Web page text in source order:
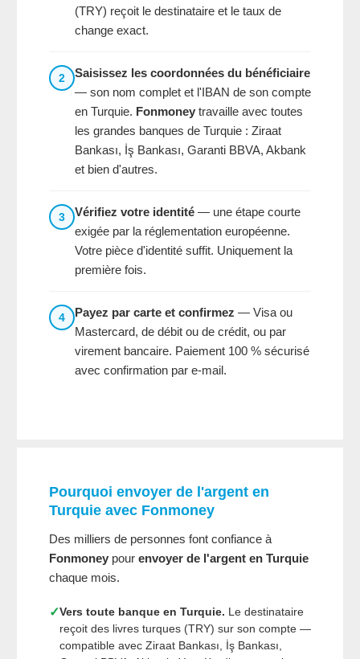
(TRY) reçoit le destinataire et le taux de
change exact.
2
Saisissez les coordonnées du bénéficiaire
— son nom complet et l'IBAN de son compte
en Turquie. Fonmoney travaille avec toutes
les grandes banques de Turquie : Ziraat
Bankası, İş Bankası, Garanti BBVA, Akbank
et bien d'autres.
3 Vérifiez votre identité — une étape courte
exigée par la réglementation européenne.
Votre pièce d'identité suffit. Uniquement la
première fois.
4 Payez par carte et confirmez — Visa ou
Mastercard, de débit ou de crédit, ou par
virement bancaire. Paiement 100 % sécurisé
avec confirmation par e-mail.
Pourquoi envoyer de l'argent en
Turquie avec Fonmoney
Des milliers de personnes font confiance à
Fonmoney pour envoyer de l'argent en Turquie
chaque mois.
✓Vers toute banque en Turquie. Le destinataire
reçoit des livres turques (TRY) sur son compte —
compatible avec Ziraat Bankası, İş Bankası,